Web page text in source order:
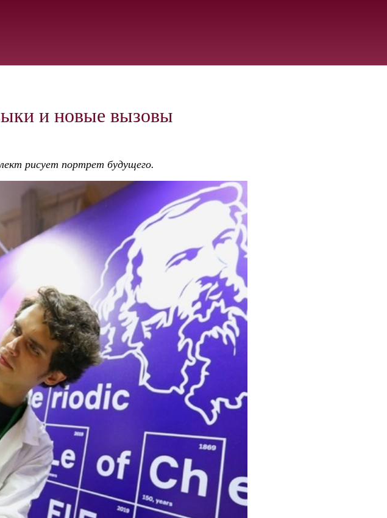
и новые вызовы
рисует портрет будущего.